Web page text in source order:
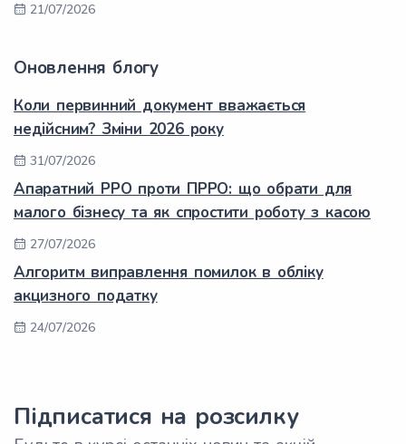
21/07/2026
Оновлення блогу
Коли первинний документ вважається
недійсним? Зміни 2026 року
31/07/2026
Апаратний РРО проти ПРРО: що обрати для
малого бізнесу та як спростити роботу з касою
27/07/2026
Алгоритм виправлення помилок в обліку
акцизного податку
24/07/2026
Підписатися на розсилку